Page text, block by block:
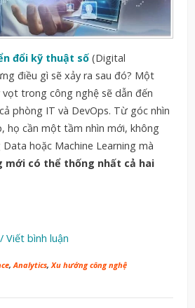
đổi kỹ thuật số (Digital
điều gì sẽ xảy ra sau đó? Một
trong công nghệ sẽ dẫn đến
phòng IT và DevOps. Từ góc nhìn
họ cần một tầm nhìn mới, không
hoặc Machine Learning mà
mới có thể thống nhất cả hai
Viết bình luận
,Analytics,Xu hướng công nghệ